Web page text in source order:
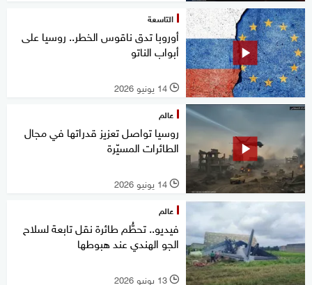
التاسعة
أوروبا تدق ناقوس الخطر.. روسيا على
أبواب الناتو
l 14 يونيو 2026
عالم
روسيا تواصل تعزيز قدراتها في مجال
الطائرات المسيّرة
l 14 يونيو 2026
عالم
فيديو.. تحطُّم طائرة نقل تابعة لسلاح
الجو الهندي عند هبوطها
l 13 يونيو 2026